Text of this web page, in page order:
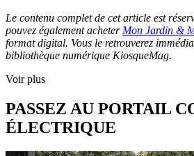
Le contenu complet de cet article est
pouvez également acheter Mon Jardin &
format digital. Vous le retrouverez
bibliothèque numérique KiosqueMag.
Voir plus
PASSEZ AU PORTAIL
ÉLECTRIQUE